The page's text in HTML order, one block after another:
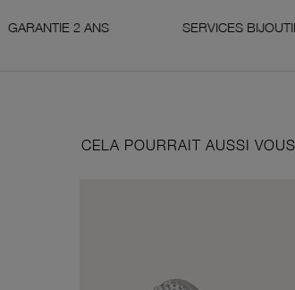
SERVICES BIJOUTIERS ET
CELA POURRAIT AUSSI